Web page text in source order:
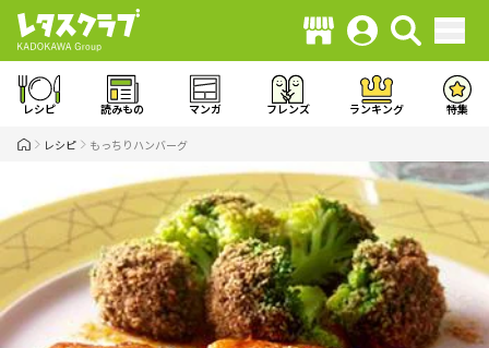
レシピ 読みもの マンガ フレンズ ランキング 特集
レシピ もっちりハンバーグ